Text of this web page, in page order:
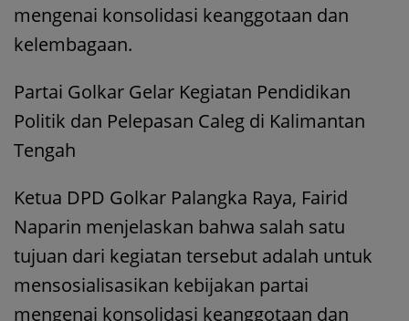
mengenai konsolidasi keanggotaan dan
kelembagaan.
Partai Golkar Gelar Kegiatan Pendidikan
Politik dan Pelepasan Caleg di Kalimantan
Tengah
Ketua DPD Golkar Palangka Raya, Fairid
Naparin menjelaskan bahwa salah satu
tujuan dari kegiatan tersebut adalah untuk
mensosialisasikan kebijakan partai
mengenai konsolidasi keanggotaan dan